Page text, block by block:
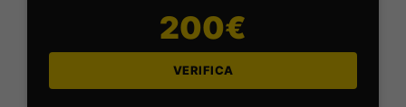
200€
VERIFICA